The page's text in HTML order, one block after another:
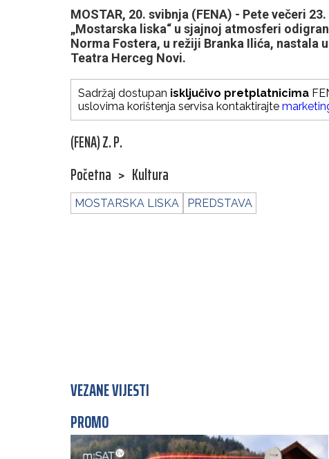
MOSTAR, 20. svibnja (FENA) - Pete večeri
„Mostarska liska“ u sjajnoj atmosferi
Norma Fostera, u režiji Branka Ilića, nastala
Teatra Herceg Novi.
Sadržaj dostupan isključivo pretplatnicima
uslovima korištenja servisa kontaktirajte
(FENA) Z. P.
Početna > Kultura
MOSTARSKA LISKA PREDSTAVA
VEZANE VIJESTI
PROMO